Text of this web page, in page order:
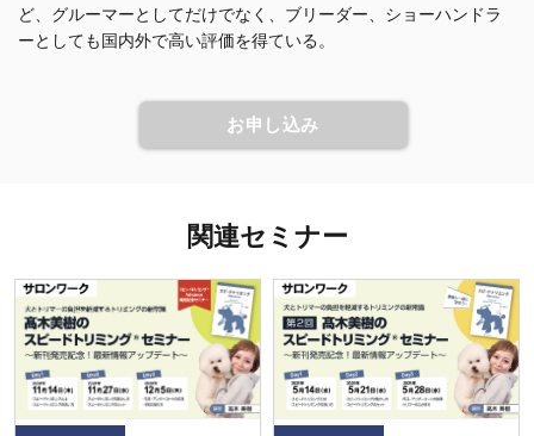
ど、グルーマーとしてだけでなく、ブリーダー、ショーハンドラ
ーとしても国内外で高い評価を得ている。
お申し込み
関連セミナー